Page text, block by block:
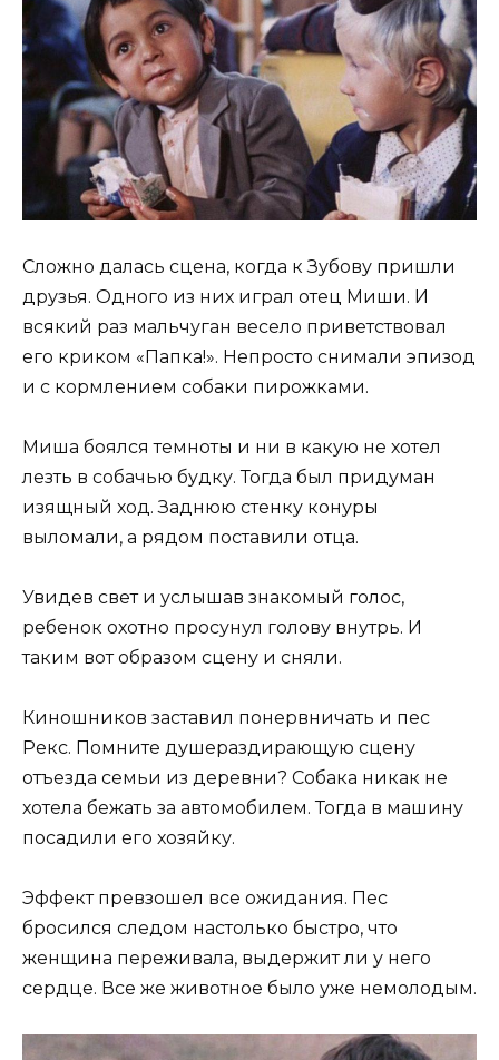
Сложно далась сцена, когда к Зубову пришли
друзья. Одного из них играл отец Миши. И
всякий раз мальчуган весело приветствовал
его криком «Папка!». Непросто снимали эпизод
и с кормлением собаки пирожками.
Миша боялся темноты и ни в какую не хотел
лезть в собачью будку. Тогда был придуман
изящный ход. Заднюю стенку конуры
выломали, а рядом поставили отца.
Увидев свет и услышав знакомый голос,
ребенок охотно просунул голову внутрь. И
таким вот образом сцену и сняли.
Киношников заставил понервничать и пес
Рекс. Помните душераздирающую сцену
отъезда семьи из деревни? Собака никак не
хотела бежать за автомобилем. Тогда в машину
посадили его хозяйку.
Эффект превзошел все ожидания. Пес
бросился следом настолько быстро, что
женщина переживала, выдержит ли у него
сердце. Все же животное было уже немолодым.